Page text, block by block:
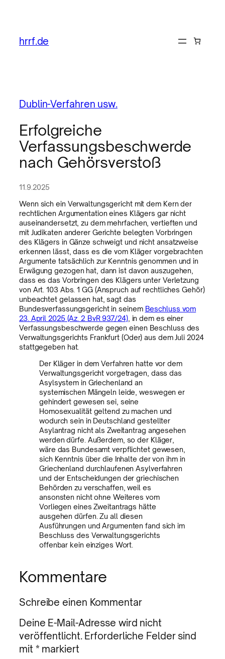
hrrf.de
Dublin-Verfahren usw.
Erfolgreiche
Verfassungsbeschwerde
nach Gehörsverstoß
11.9.2025
Wenn sich ein Verwaltungsgericht mit dem Kern der
rechtlichen Argumentation eines Klägers gar nicht
auseinandersetzt, zu dem mehrfachen, vertieften und
mit Judikaten anderer Gerichte belegten Vorbringen
des Klägers in Gänze schweigt und nicht ansatzweise
erkennen lässt, dass es die vom Kläger vorgebrachten
Argumente tatsächlich zur Kenntnis genommen und in
Erwägung gezogen hat, dann ist davon auszugehen,
dass es das Vorbringen des Klägers unter Verletzung
von Art. 103 Abs. 1 GG (Anspruch auf rechtliches Gehör)
unbeachtet gelassen hat, sagt das
Bundesverfassungsgericht in seinem Beschluss vom
23. April 2025 (Az. 2 BvR 937/24), in dem es einer
Verfassungsbeschwerde gegen einen Beschluss des
Verwaltungsgerichts Frankfurt (Oder) aus dem Juli 2024
stattgegeben hat.
Der Kläger in dem Verfahren hatte vor dem
Verwaltungsgericht vorgetragen, dass das
Asylsystem in Griechenland an
systemischen Mängeln leide, weswegen er
gehindert gewesen sei, seine
Homosexualität geltend zu machen und
wodurch sein in Deutschland gestellter
Asylantrag nicht als Zweitantrag angesehen
werden dürfe. Außerdem, so der Kläger,
wäre das Bundesamt verpflichtet gewesen,
sich Kenntnis über die Inhalte der von ihm in
Griechenland durchlaufenen Asylverfahren
und der Entscheidungen der griechischen
Behörden zu verschaffen, weil es
ansonsten nicht ohne Weiteres vom
Vorliegen eines Zweitantrags hätte
ausgehen dürfen. Zu all diesen
Ausführungen und Argumenten fand sich im
Beschluss des Verwaltungsgerichts
offenbar kein einziges Wort.
Kommentare
Schreibe einen Kommentar
Deine E-Mail-Adresse wird nicht
veröffentlicht. Erforderliche Felder sind
mit * markiert